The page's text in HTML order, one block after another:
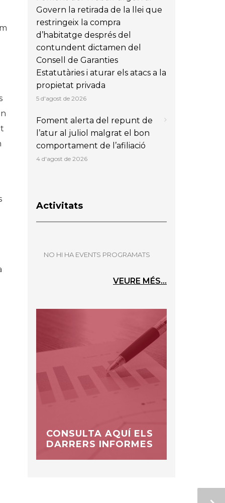
Govern la retirada de la llei que
restringeix la compra
d’habitatge després del
contundent dictamen del
Consell de Garanties
Estatutàries i aturar els atacs a la
propietat privada
5 d'agost de 2026
Foment alerta del repunt de
l’atur al juliol malgrat el bon
comportament de l’afiliació
4 d'agost de 2026
Activitats
NO HI HA EVENTS PROGRAMATS
VEURE MÉS...
CONSULTA AQUÍ ELS
DARRERS INFORMES